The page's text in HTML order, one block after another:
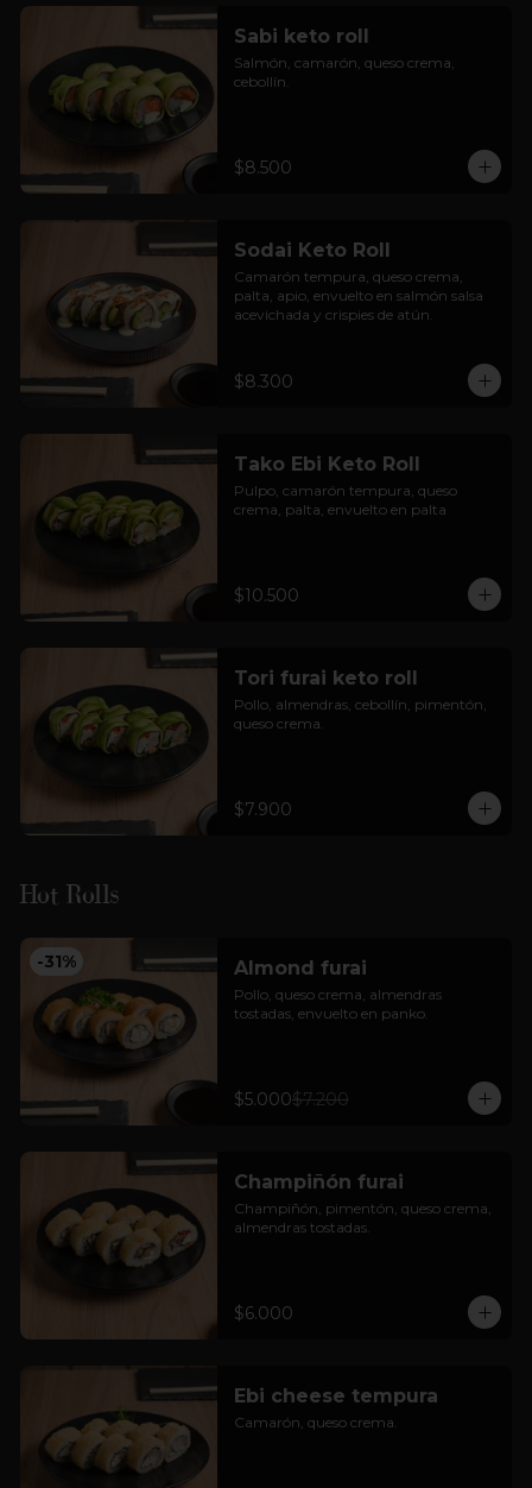
Sabi keto roll
Salmón, camarón, queso crema,
cebollín.
$8.500
Sodai Keto Roll
Camarón tempura, queso crema,
palta, apio, envuelto en salmón salsa
acevichada y crispies de atún.
$8.300
Tako Ebi Keto Roll
Pulpo, camarón tempura, queso
crema, palta, envuelto en palta
$10.500
Tori furai keto roll
Pollo, almendras, cebollín, pimentón,
queso crema.
$7.900
Hot Rolls
-31% Almond furai
Pollo, queso crema, almendras
tostadas, envuelto en panko.
$5.000$7.200
Champiñón furai
Champiñón, pimentón, queso crema,
almendras tostadas.
$6.000
Ebi cheese tempura
Camarón, queso crema.